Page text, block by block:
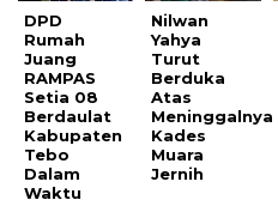
DPD
Rumah
Juang
RAMPAS
Setia 08
Berdaulat
Kabupaten
Tebo
Dalam
Waktu
Nilwan
Yahya
Turut
Berduka
Atas
Meninggalnya
Kades
Muara
Jernih